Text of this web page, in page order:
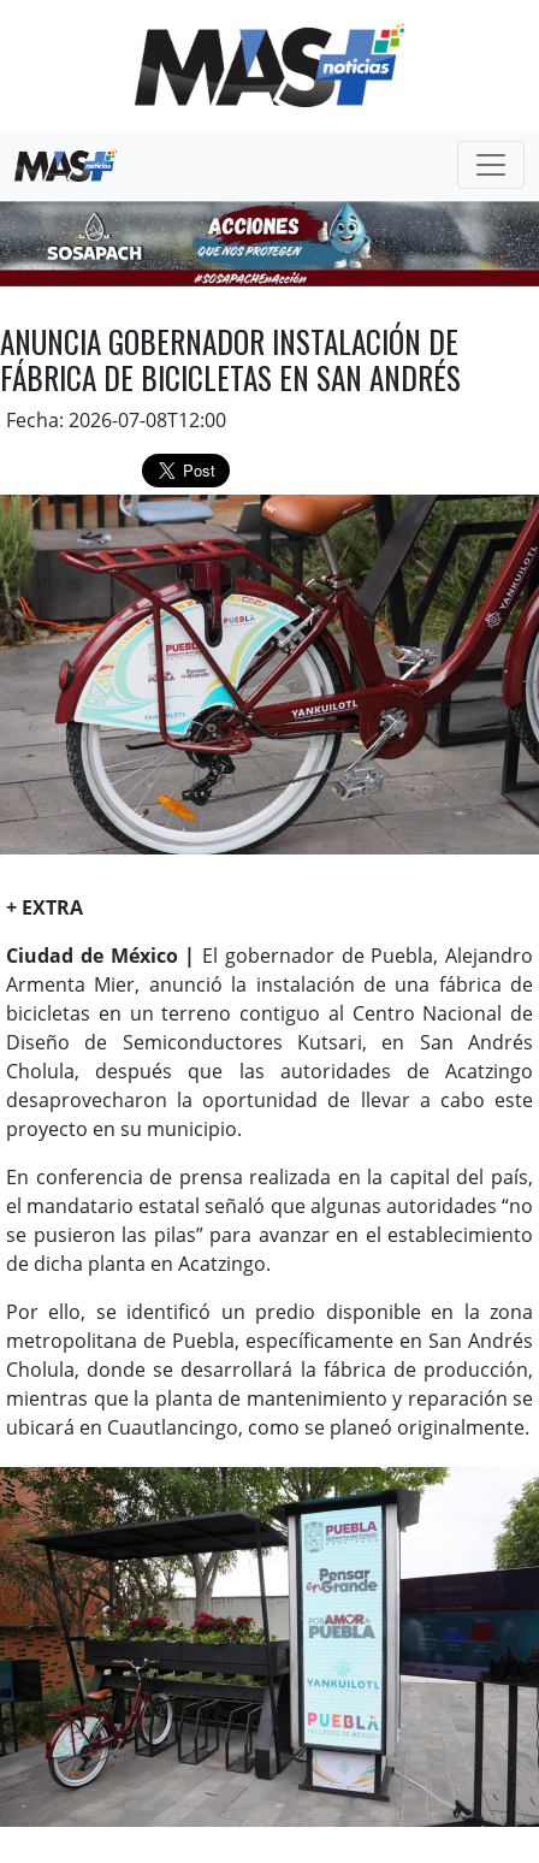
ANUNCIA GOBERNADOR INSTALACIÓN DE
FÁBRICA DE BICICLETAS EN SAN ANDRÉS
Fecha: 2026-07-08T12:00
+ EXTRA
Ciudad de México | El gobernador de Puebla, Alejandro
Armenta Mier, anunció la instalación de una fábrica de
bicicletas en un terreno contiguo al Centro Nacional de
Diseño de Semiconductores Kutsari, en San Andrés
Cholula, después que las autoridades de Acatzingo
desaprovecharon la oportunidad de llevar a cabo este
proyecto en su municipio.
En conferencia de prensa realizada en la capital del país,
el mandatario estatal señaló que algunas autoridades “no
se pusieron las pilas” para avanzar en el establecimiento
de dicha planta en Acatzingo.
Por ello, se identificó un predio disponible en la zona
metropolitana de Puebla, específicamente en San Andrés
Cholula, donde se desarrollará la fábrica de producción,
mientras que la planta de mantenimiento y reparación se
ubicará en Cuautlancingo, como se planeó originalmente.